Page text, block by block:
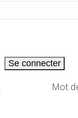
Se connecter
Mot